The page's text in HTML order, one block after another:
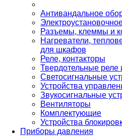
Антивандальное
Разъемы, клеммы и
Нагреватели,
для шкафов
Реле, контакторы
Твердотельные реле
Светосигнальные
Устройства
Звукосигнальные
Вентиляторы
Комплектующие
Устройства
Приборы давления